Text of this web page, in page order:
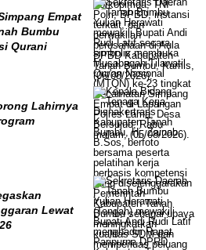
Empat
Bumbu
Qurani
Lahirnya
Lewat